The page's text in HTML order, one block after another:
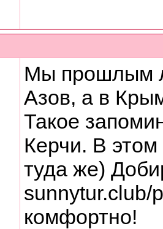
Мы прошлым
Азов, а в
Такое
Керчи. В
туда же)
sunnytur.club/
комфортно!